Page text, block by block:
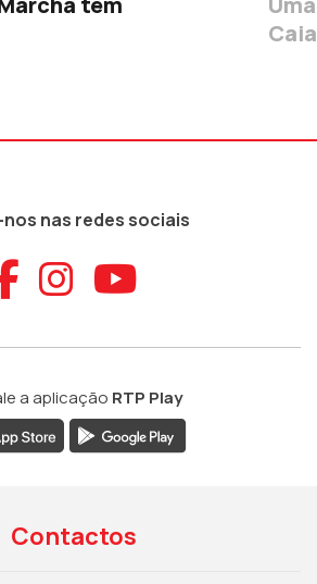
nas redes sociais
Aceder ao
Aceder ao
Aceder
a aplicação RTP Play
Contactos